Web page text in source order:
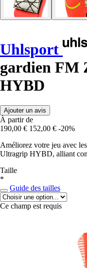
Uhlsport
gardien FM
HYBD
Ajouter un avis
À partir de
190,00 € 152,00 € -20%
Améliorez votre jeu avec
Ultragrip HYBD, alliant
Taille
*
Guide des tailles
Ce champ est requis